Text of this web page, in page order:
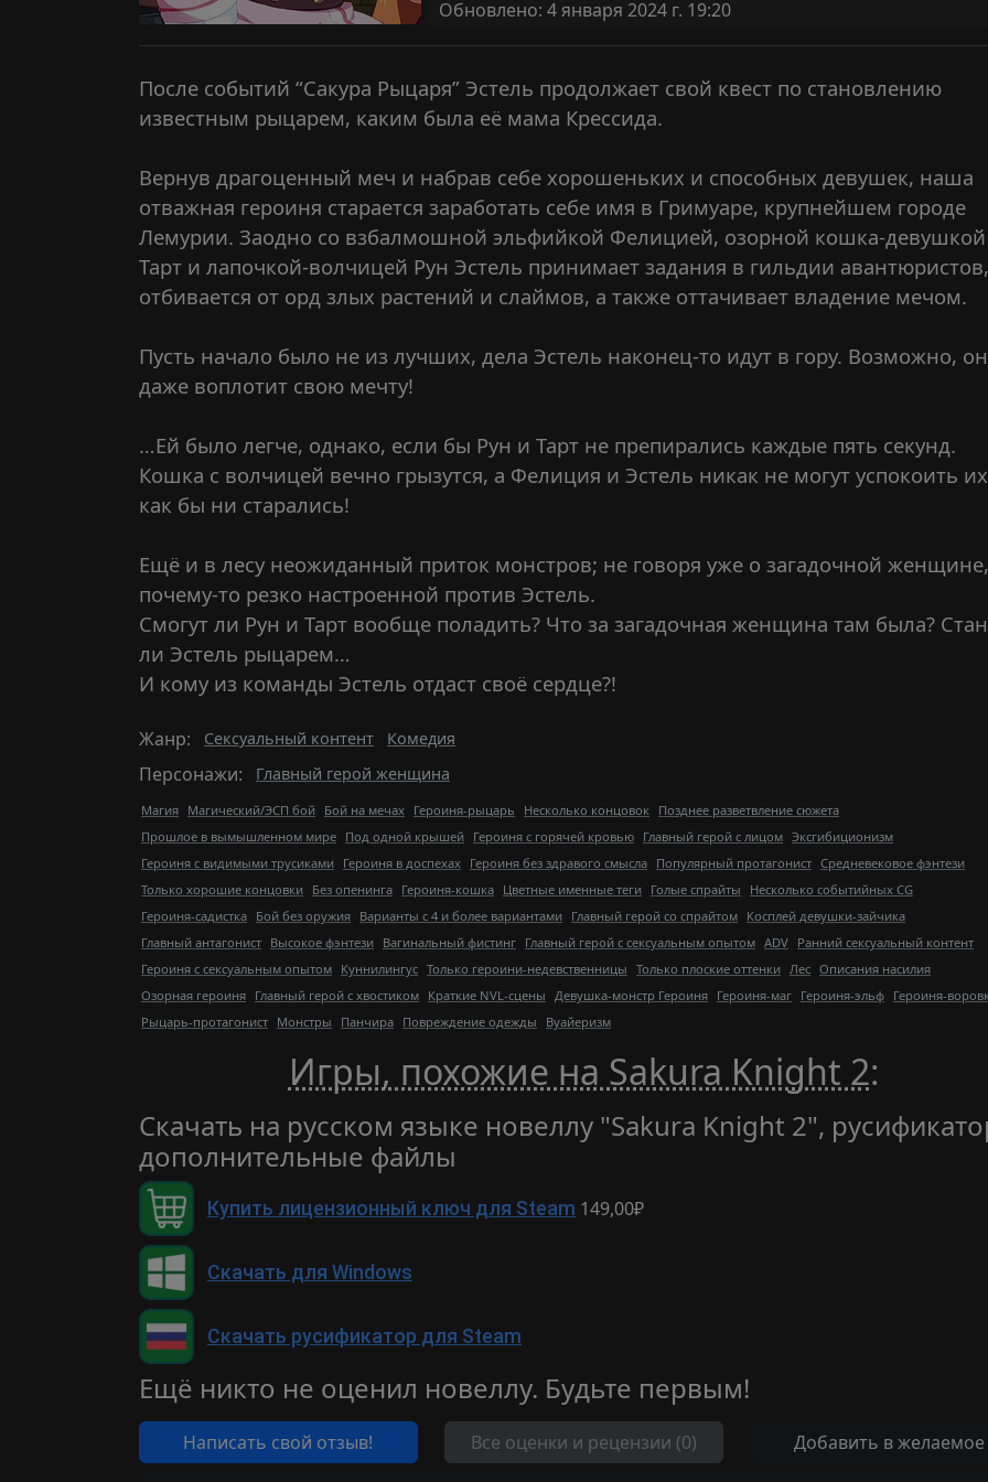
Обновлено: 4 января 2024 г. 19:20
После событий “Сакура Рыцаря” Эстель продолжает свой квест по становлению
известным рыцарем, каким была её мама Крессида.
Вернув драгоценный меч и набрав себе хорошеньких и способных девушек, наша
отважная героиня старается заработать себе имя в Гримуаре, крупнейшем городе
Лемурии. Заодно со взбалмошной эльфийкой Фелицией, озорной кошка-девушкой
Тарт и лапочкой-волчицей Рун Эстель принимает задания в гильдии авантюристов,
отбивается от орд злых растений и слаймов, а также оттачивает владение мечом.
Пусть начало было не из лучших, дела Эстель наконец-то идут в гору. Возможно,
даже воплотит свою мечту!
…Ей было легче, однако, если бы Рун и Тарт не препирались каждые пять секунд.
Кошка с волчицей вечно грызутся, а Фелиция и Эстель никак не могут успокоить
как бы ни старались!
Ещё и в лесу неожиданный приток монстров; не говоря уже о загадочной женщине,
почему-то резко настроенной против Эстель.
Смогут ли Рун и Тарт вообще поладить? Что за загадочная женщина там была?
ли Эстель рыцарем…
И кому из команды Эстель отдаст своё сердце?!
Жанр: Сексуальный контент Комедия
Персонажи: Главный герой женщина
Магия Магический/ЭСП бой Бой на мечах Героиня-рыцарь Несколько концовок Позднее разветвление сюжета
Прошлое в вымышленном мире Под одной крышей Героиня с горячей кровью Главный герой с лицом Эксгибиционизм
Героиня с видимыми трусиками Героиня в доспехах Героиня без здравого смысла Популярный протагонист Средневековое фэнтези
Только хорошие концовки Без опенинга Героиня-кошка Цветные именные теги Голые спрайты
Несколько событийных CG
Героиня-садистка Бой без оружия Варианты с 4 и более вариантами Главный герой со спрайтом Косплей девушки-зайчика
Главный антагонист Высокое фэнтези Вагинальный фистинг Главный герой с сексуальным опытом ADV Ранний сексуальный контент
Героиня с сексуальным опытом Куннилингус Только героини-недевственницы Только плоские оттенки Лес Описания насилия
Озорная героиня Главный герой с хвостиком Краткие NVL-сцены Девушка-монстр Героиня Героиня-маг Героиня-эльф Героиня-
Рыцарь-протагонист Монстры Панчира Повреждение одежды Вуайеризм
Игры, похожие на Sakura Knight 2:
Скачать на русском языке новеллу "Sakura Knight 2",
дополнительные файлы
Купить лицензионный ключ для Steam 149,00₽
Скачать для Windows
Скачать русификатор для Steam
Ещё никто не оценил новеллу. Будьте первым!
Написать свой отзыв! Все оценки и рецензии (0) Добавить в желаемое